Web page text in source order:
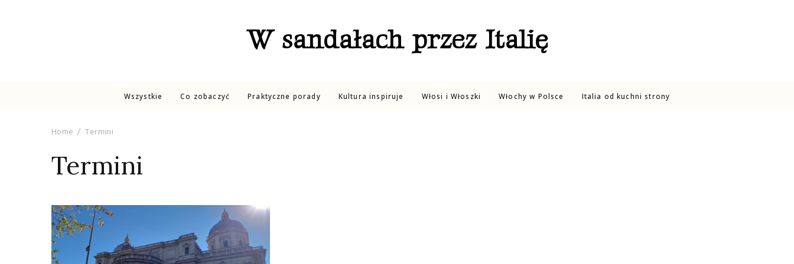
W sandałach przez Italię
Wszystkie Co zobaczyć Praktyczne porady Kultura inspiruje Włosi i Włoszki Włochy w Polsce Italia od kuchni strony
Home Termini
Termini